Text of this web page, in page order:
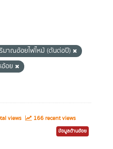
มาณอ้อยไฟไหม้ (ตันต่อปี)
อย
views 166 recent views
ข้อมูลด้านอ้อย